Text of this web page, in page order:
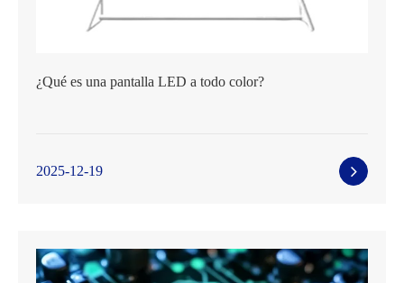
¿Qué es una pantalla LED a todo color?
2025-12-19